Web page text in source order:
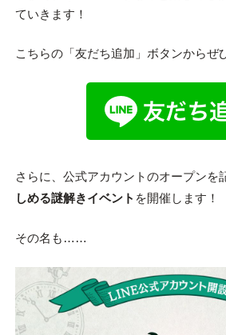
ていきます！
こちらの「友だち追加」ボタンからぜ
さらに、公式アカウントのオープンを
しめる謎解きイベント を開催します！
その名も……